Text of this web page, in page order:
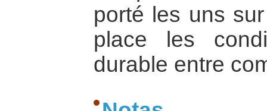
porté les uns
place les
durable entre